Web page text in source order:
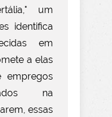
um
identifica
em
a elas
empregos
na
essas